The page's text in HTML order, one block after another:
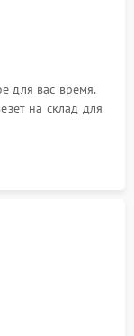
для вас время.
на склад для